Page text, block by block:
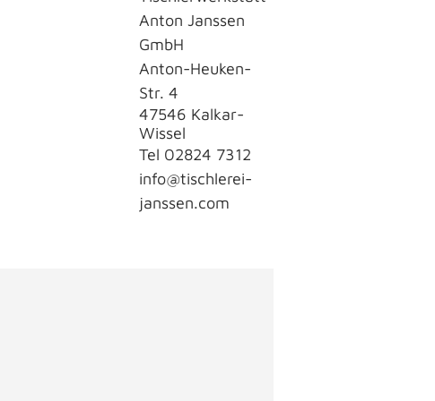
Anton Janssen
GmbH
Anton-Heuken-
Str. 4
47546 Kalkar-
Wissel
Tel 02824 7312
info@tischlerei-
janssen.com